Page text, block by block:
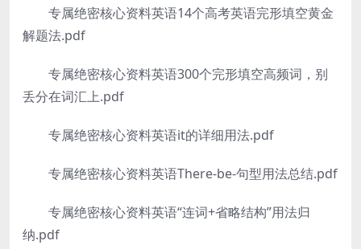
专属绝密核心资料英语14个高考英语完形填空黄金
解题法.pdf
专属绝密核心资料英语300个完形填空高频词，别
丢分在词汇上.pdf
专属绝密核心资料英语it的详细用法.pdf
专属绝密核心资料英语There-be-句型用法总结.pdf
专属绝密核心资料英语“连词+省略结构”用法归
纳.pdf